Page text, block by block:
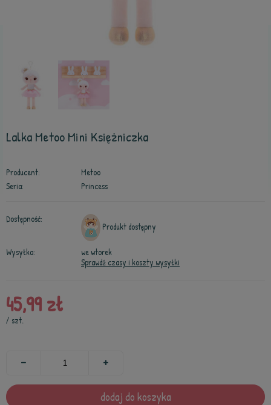
Lalka Metoo Mini Księżniczka
Producent:
Metoo
Seria:
Princess
Dostępność:
Produkt dostępny
Wysyłka:
we wtorek
Sprawdź czasy i koszty wysyłki
45,99 zł
/ szt.
dodaj do koszyka